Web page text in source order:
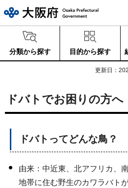
分類から探す 目的から探す
更新日：
ドバトでお困りの方へ
ドバトってどんな鳥？
由来：中近東、北アフリカ、
地帯に住む野生のカワラバト